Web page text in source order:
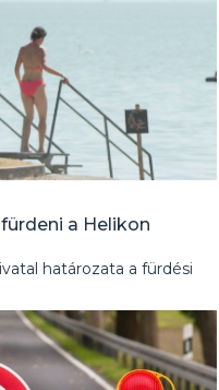
a Helikon
határozata a fürdési